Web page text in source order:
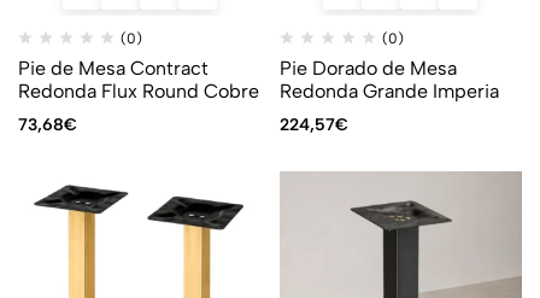
(0)
Pie de Mesa Contract
Redonda Flux Round Cobre
73,68€
(0)
Pie Dorado de Mesa
Redonda Grande Imperia
224,57€